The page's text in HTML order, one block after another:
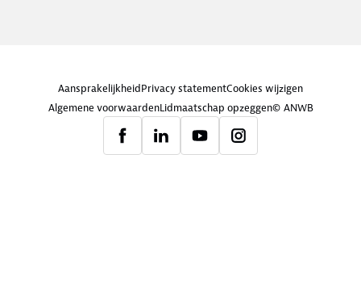
AansprakelijkheidPrivacy statementCookies wijzigen
Algemene voorwaardenLidmaatschap opzeggen© ANWB